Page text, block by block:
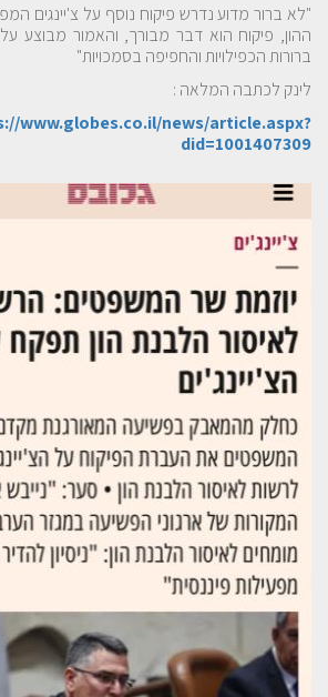
"לא ברור מדוע נדרש פיקוח נוסף על צ'יינגים
ההון, פיקוח הוא דבר מבורך, והאמור מבוצע
ברורות הכפילויות והחפיפה בסמכויות"
לינק לכתבה המלאה :
www.globes.co.il/news/article.aspx?
did=1001407309